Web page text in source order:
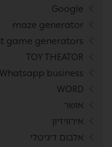
Google
maze generator
game generators
TOY THEATOR
Whatsapp business
WORD
אושר
אירוויזיון
אלבום דיגיטלי